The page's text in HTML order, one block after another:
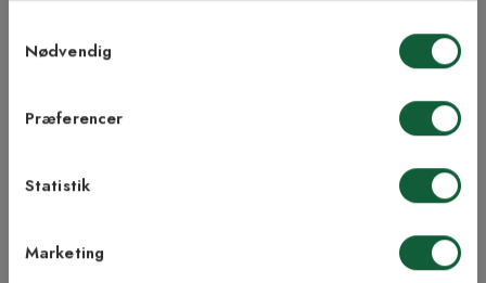
Nødvendig
Præferencer
Statistik
Marketing
Samtykke til Kilands vilkår
modtage nyhedsbreve fra Kilands